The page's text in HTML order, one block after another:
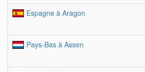
Espagne à Aragon
Pays-Bas à Assen